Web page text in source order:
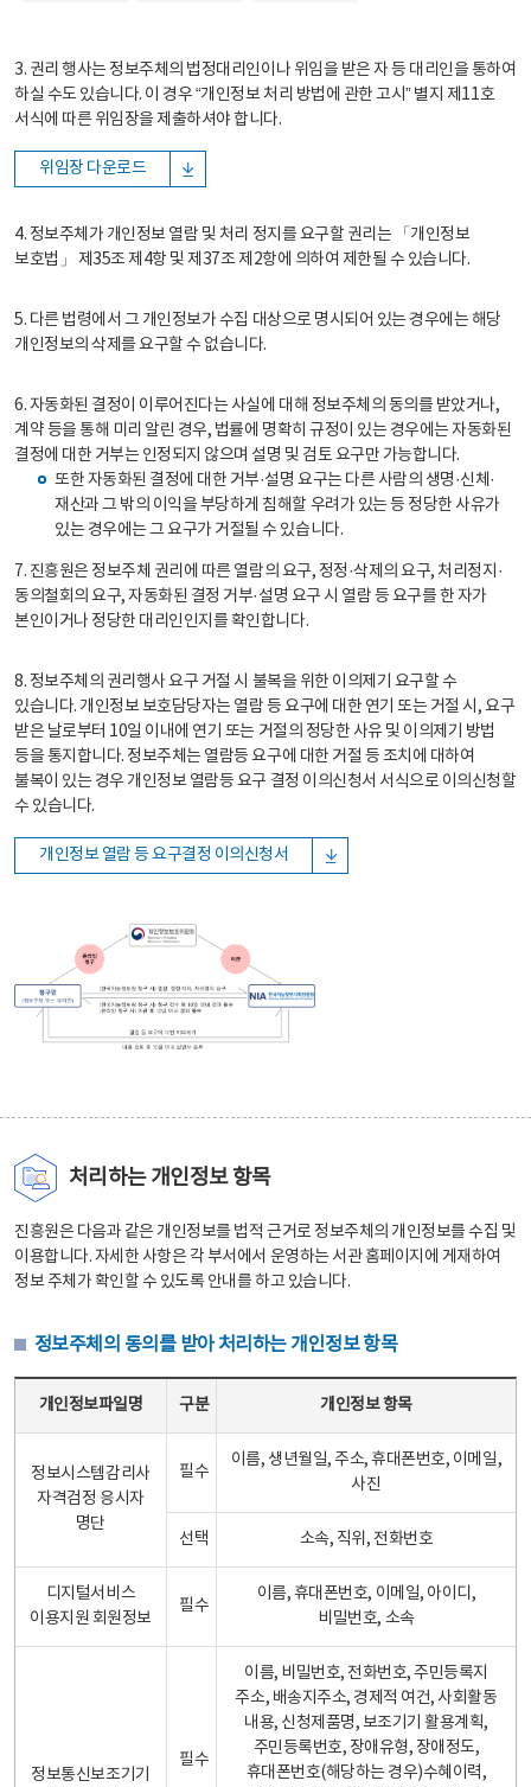
3. 권리 행사는 정보주체의 법정대리인이나 위임을 받은 자 등 대리인을 통하여
하실 수도 있습니다. 이 경우 “개인정보 처리 방법에 관한 고시” 별지 제11호
서식에 따른 위임장을 제출하셔야 합니다.
위임장 다운로드
4. 정보주체가 개인정보 열람 및 처리 정지를 요구할 권리는 「개인정보
보호법」 제35조 제4항 및 제37조 제2항에 의하여 제한될 수 있습니다.
5. 다른 법령에서 그 개인정보가 수집 대상으로 명시되어 있는 경우에는 해당
개인정보의 삭제를 요구할 수 없습니다.
6. 자동화된 결정이 이루어진다는 사실에 대해 정보주체의 동의를 받았거나,
계약 등을 통해 미리 알린 경우, 법률에 명확히 규정이 있는 경우에는 자동화된
결정에 대한 거부는 인정되지 않으며 설명 및 검토 요구만 가능합니다.
또한 자동화된 결정에 대한 거부·설명 요구는 다른 사람의 생명·신체·
재산과 그 밖의 이익을 부당하게 침해할 우려가 있는 등 정당한 사유가
있는 경우에는 그 요구가 거절될 수 있습니다.
7. 진흥원은 정보주체 권리에 따른 열람의 요구, 정정·삭제의 요구, 처리정지·
동의철회의 요구, 자동화된 결정 거부·설명 요구 시 열람 등 요구를 한 자가
본인이거나 정당한 대리인인지를 확인합니다.
8. 정보주체의 권리행사 요구 거절 시 불복을 위한 이의제기 요구할 수
있습니다. 개인정보 보호담당자는 열람 등 요구에 대한 연기 또는 거절 시, 요구
받은 날로부터 10일 이내에 연기 또는 거절의 정당한 사유 및 이의제기 방법
등을 통지합니다. 정보주체는 열람등 요구에 대한 거절 등 조치에 대하여
불복이 있는 경우 개인정보 열람등 요구 결정 이의신청서 서식으로 이의신청할
수 있습니다.
개인정보 열람 등 요구결정 이의신청서
처리하는 개인정보 항목
진흥원은 다음과 같은 개인정보를 법적 근거로 정보주체의 개인정보를 수집 및
이용합니다. 자세한 사항은 각 부서에서 운영하는 서관 홈페이지에 게재하여
정보 주체가 확인할 수 있도록 안내를 하고 있습니다.
정보주체의 동의를 받아 처리하는 개인정보 항목
개인정보파일명 구분 개인정보 항목
정보시스템감리사
자격검정 응시자
명단
필수
이름, 생년월일, 주소, 휴대폰번호, 이메일,
사진
선택 소속, 직위, 전화번호
디지털서비스
이용지원 회원정보
필수
이름, 휴대폰번호, 이메일, 아이디,
비밀번호, 소속
정보통신보조기기
필수
이름, 비밀번호, 전화번호, 주민등록지
주소, 배송지주소, 경제적 여건, 사회활동
내용, 신청제품명, 보조기기 활용계획,
주민등록번호, 장애유형, 장애정도,
휴대폰번호(해당하는 경우)수혜이력,